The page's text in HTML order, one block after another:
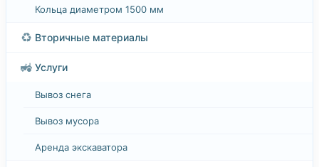
Кольца диаметром 1500 мм
♻️ Вторичные материалы
🚜 Услуги
Вывоз снега
Вывоз мусора
Аренда экскаватора